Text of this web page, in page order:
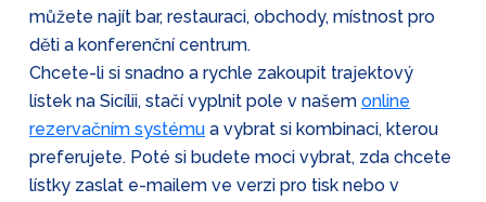
můžete najít bar, restauraci, obchody, místnost pro
děti a konferenční centrum.
Chcete-li si snadno a rychle zakoupit trajektový
lístek na Sicílii, stačí vyplnit pole v našem online
rezervačním systému a vybrat si kombinaci, kterou
preferujete. Poté si budete moci vybrat, zda chcete
lístky zaslat e-mailem ve verzi pro tisk nebo v